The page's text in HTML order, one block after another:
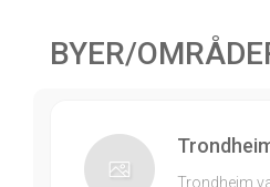
BYER/
Trondheim